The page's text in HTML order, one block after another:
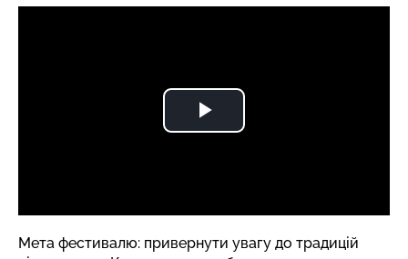
Мета фестивалю: привернути увагу до традицій